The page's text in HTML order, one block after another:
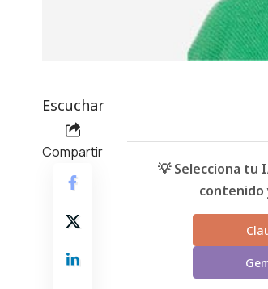
Escuchar
Compartir
💡 Selecciona tu
contenido